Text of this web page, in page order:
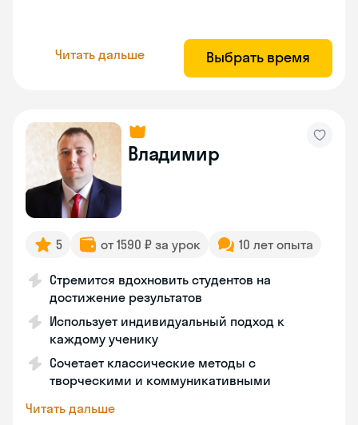
Читать дальше Выбрать время
Владимир
5 от 1590 ₽ за урок 10 лет опыта
Стремится вдохновить студентов на
достижение результатов
Использует индивидуальный подход к
каждому ученику
Сочетает классические методы с
творческими и коммуникативными
Читать дальше